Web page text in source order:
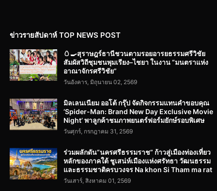
ข่าวรายสัปดาห์ TOP NEWS POST
🥚🍳สุราษฎร์ธานีชวนตามรอยอารยธรรมศรีวิชัย
สัมผัสวิถีชุมชนพุมเรียง–ไชยา ในงาน “มนตราแห่ง
อาณาจักรศรีวิชัย”
วันอังคาร, มิถุนายน 02, 2569
มิลเลนเนียม ออโต้ กรุ๊ป จัดกิจกรรมแทนคำขอบคุณ
‘Spider-Man: Brand New Day Exclusive Movie
Night’ พาลูกค้าชมภาพยนตร์ฟอร์มยักษ์รอบพิเศษ
วันศุกร์, กรกฎาคม 31, 2569
ร่วมผลักดัน“นครศรีธรรมราช” ก้าวสู่เมืองท่องเที่ยว
หลักของภาคใต้ ชูเสน่ห์เมืองแห่งศรัทธา วัฒนธรรม
และธรรมชาติครบวงจร Na khon Si Tham ma rat
วันเสาร์, สิงหาคม 01, 2569